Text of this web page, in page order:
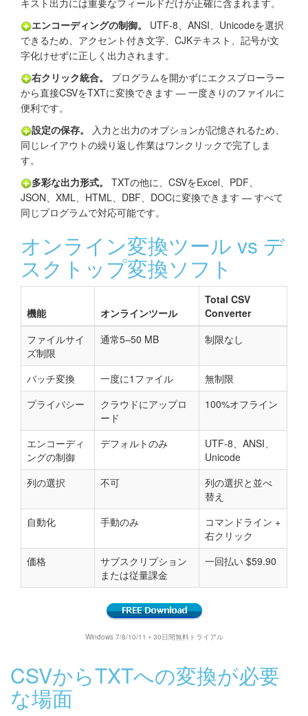
キスト出力には重要なフィールドだけが正確に含まれます。
エンコーディングの制御。
UTF-8、ANSI、Unicodeを選択
できるため、アクセント付き文字、CJKテキスト、記号が文
字化けせずに正しく出力されます。
右クリック統合。
プログラムを開かずにエクスプローラー
から直接CSVをTXTに変換できます — 一度きりのファイルに
便利です。
設定の保存。
入力と出力のオプションが記憶されるため、
同じレイアウトの繰り返し作業はワンクリックで完了しま
す。
多彩な出力形式。
TXTの他に、CSVをExcel、PDF、
JSON、XML、HTML、DBF、DOCに変換できます — すべて
同じプログラムで対応可能です。
オンライン変換ツール vs デ
スクトップ変換ソフト
機能 オンラインツール
Total CSV
Converter
ファイルサイ
ズ制限
通常5–50 MB 制限なし
バッチ変換 一度に1ファイル
無制限
プライバシー
クラウドにアップロ
ード
100%オフライン
エンコーディ
ングの制御
デフォルトのみ
UTF-8、ANSI、
Unicode
列の選択
不可
列の選択と並べ
替え
自動化
手動のみ
コマンドライン +
右クリック
価格
サブスクリプション
または従量課金
一回払い $59.90
Windows 7/8/10/11 • 30日間無料トライアル
CSVからTXTへの変換が必要
な場面